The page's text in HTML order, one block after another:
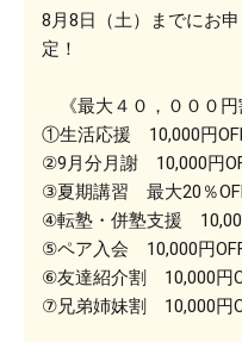
8月8日（土）までにお
定！
《最大４０，０００円
①生活応援 10,000円
②9月分月謝 10,000円
③夏期講習 最大20％
④転塾・併塾支援
⑤ペア入会 10,000円
⑥友達紹介割 10,000円
⑦兄弟姉妹割 10,000円